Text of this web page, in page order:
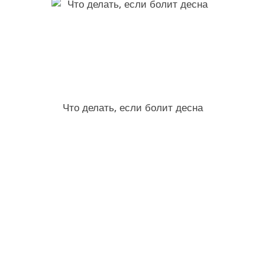
Что делать, если болит десна